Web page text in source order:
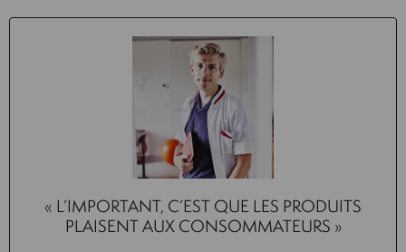
« L’IMPORTANT, C’EST QUE LES PRODUITS
PLAISENT AUX CONSOMMATEURS »